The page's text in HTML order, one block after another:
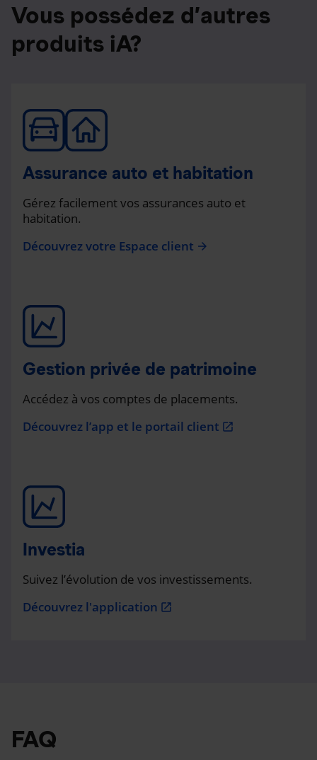
Vous possédez d’autres
produits iA?
Assurance auto et habitation
Gérez facilement vos assurances auto et
habitation.
Découvrez votre Espace client arrow_forward
Gestion privée de patrimoine
Accédez à vos comptes de placements.
Découvrez l’app et le portail client open_in_new
Investia
Suivez l’évolution de vos investissements.
Découvrez l'application open_in_new
FAQ